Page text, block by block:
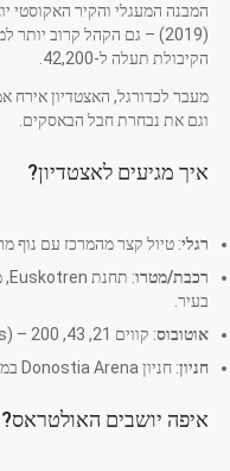
המבנה המעגלי והקיר האקוסטי
הקיבולת תעלה ל-42,200.
וגם את נבחרת חבל הבאסקים.
איך מגיעים לאצטדיון?
רגלי: טיול קצר מהמרכז עם נוף
רכבת/מטרו
בעיר.
אוטובוס: קווים 21, 43, E03 (Dbus, Lurraldebus) – 200 מטר מהיציע.
חניון: חניון Donostia Arena במרחק 350 מטר – מושלם למגיעים ברכב.
איפה יושבים האולטראס?